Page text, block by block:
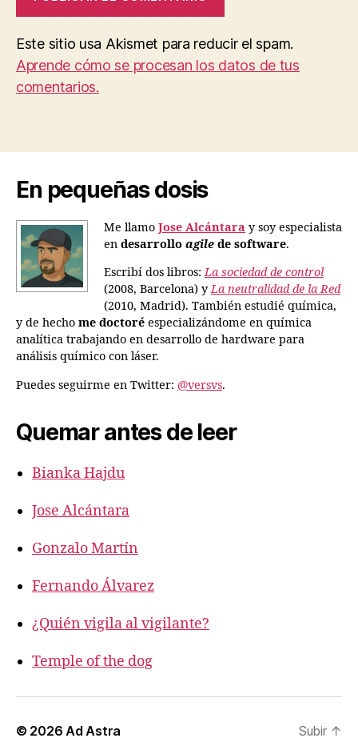
Este sitio usa Akismet para reducir el spam.
Aprende cómo se procesan los datos de tus
comentarios.
En pequeñas dosis
Me llamo Jose Alcántara y soy especialista
en desarrollo agile de software.
Escribí dos libros:La sociedad de control
(2008, Barcelona) yLa neutralidad de la Red
(2010, Madrid). También estudié química,
y de hecho me doctoré especializándome en química
analítica trabajando en desarrollo de hardware para
análisis químico con láser.
Puedes seguirme en Twitter: @versvs.
Quemar antes de leer
Bianka Hajdu
Jose Alcántara
Gonzalo Martín
Fernando Álvarez
¿Quién vigila al vigilante?
Temple of the dog
© 2026 Ad Astra Subir ↑